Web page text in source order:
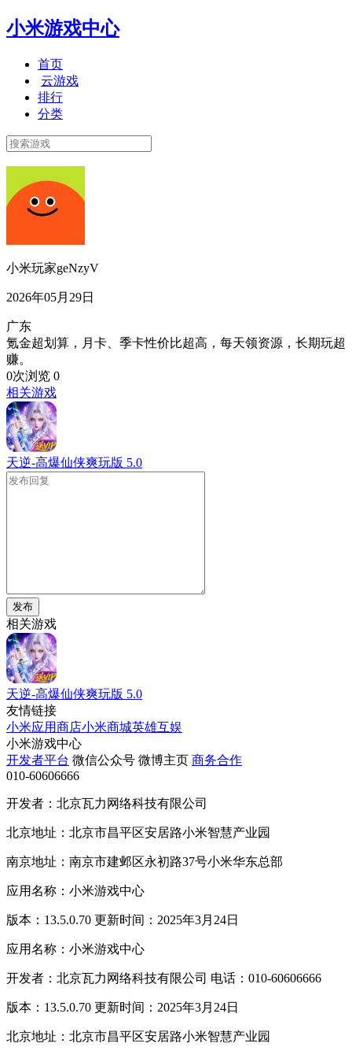
小米游戏中心
首页
云游戏
排行
分类
小米玩家geNzyV
2026年05月29日
广东
氪金超划算，月卡、季卡性价比超高，每天领资源，长期玩超
赚。
0次浏览 0
相关游戏
天逆-高爆仙侠爽玩版 5.0
发布
相关游戏
天逆-高爆仙侠爽玩版 5.0
友情链接
小米应用商店小米商城英雄互娱
小米游戏中心
开发者平台 微信公众号 微博主页 商务合作
010-60606666
开发者：北京瓦力网络科技有限公司
北京地址：北京市昌平区安居路小米智慧产业园
南京地址：南京市建邺区永初路37号小米华东总部
应用名称：小米游戏中心
版本：13.5.0.70 更新时间：2025年3月24日
应用名称：小米游戏中心
开发者：北京瓦力网络科技有限公司 电话：010-60606666
版本：13.5.0.70 更新时间：2025年3月24日
北京地址：北京市昌平区安居路小米智慧产业园